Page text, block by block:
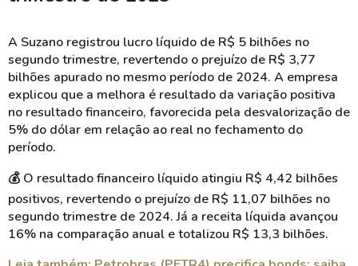
A Suzano registrou lucro líquido de R$ 5 bilhões no
segundo trimestre, revertendo o prejuízo de R$ 3,77
bilhões apurado no mesmo período de 2024. A empresa
explicou que a melhora é resultado da variação positiva
no resultado financeiro, favorecida pela desvalorização de
5% do dólar em relação ao real no fechamento do
período.
💰 O resultado financeiro líquido atingiu R$ 4,42 bilhões
positivos, revertendo o prejuízo de R$ 11,07 bilhões no
segundo trimestre de 2024. Já a receita líquida avançou
16% na comparação anual e totalizou R$ 13,3 bilhões.